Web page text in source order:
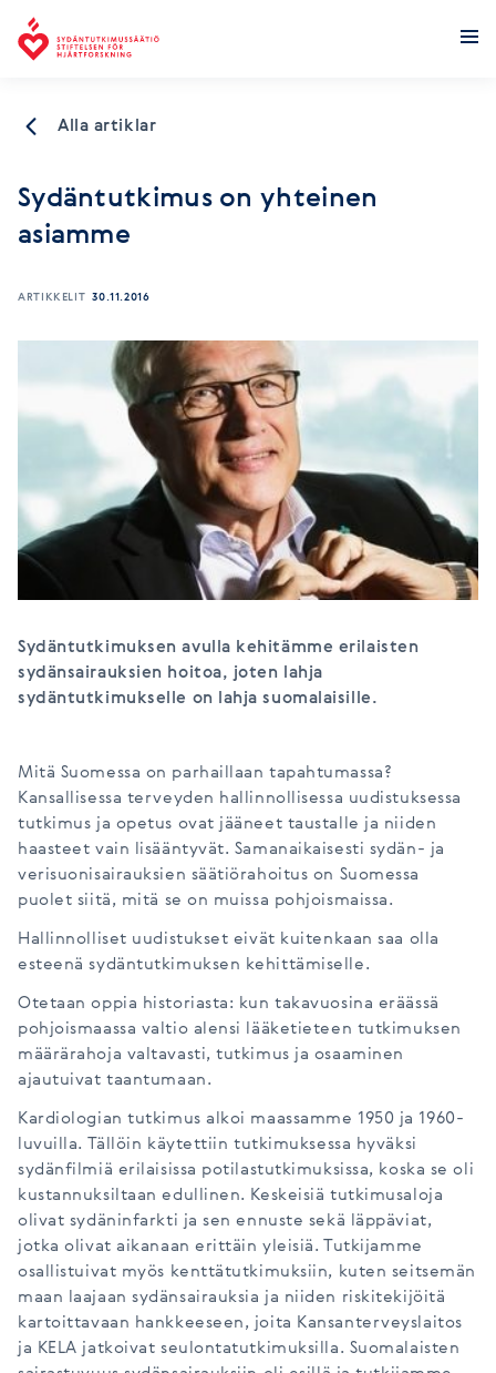
Alla artiklar
Sydäntutkimus on yhteinen
asiamme
ARTIKKELIT 30.11.2016
Sydäntutkimuksen avulla kehitämme erilaisten
sydänsairauksien hoitoa, joten lahja
sydäntutkimukselle on lahja suomalaisille.
Mitä Suomessa on parhaillaan tapahtumassa?
Kansallisessa terveyden hallinnollisessa uudistuksessa
tutkimus ja opetus ovat jääneet taustalle ja niiden
haasteet vain lisääntyvät. Samanaikaisesti sydän- ja
verisuonisairauksien säätiörahoitus on Suomessa
puolet siitä, mitä se on muissa pohjoismaissa.
Hallinnolliset uudistukset eivät kuitenkaan saa olla
esteenä sydäntutkimuksen kehittämiselle.
Otetaan oppia historiasta: kun takavuosina eräässä
pohjoismaassa valtio alensi lääketieteen tutkimuksen
määrärahoja valtavasti, tutkimus ja osaaminen
ajautuivat taantumaan.
Kardiologian tutkimus alkoi maassamme 1950 ja 1960-
luvuilla. Tällöin käytettiin tutkimuksessa hyväksi
sydänfilmiä erilaisissa potilastutkimuksissa, koska se oli
kustannuksiltaan edullinen. Keskeisiä tutkimusaloja
olivat sydäninfarkti ja sen ennuste sekä läppäviat,
jotka olivat aikanaan erittäin yleisiä. Tutkijamme
osallistuivat myös kenttätutkimuksiin, kuten seitsemän
maan laajaan sydänsairauksia ja niiden riskitekijöitä
kartoittavaan hankkeeseen, joita Kansanterveyslaitos
ja KELA jatkoivat seulontatutkimuksilla. Suomalaisten